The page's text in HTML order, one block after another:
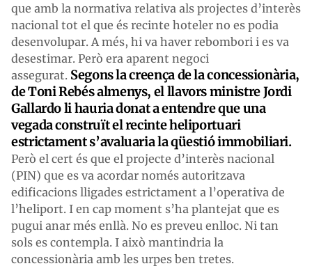
que amb la normativa relativa als projectes d’interès
nacional tot el que és recinte hoteler no es podia
desenvolupar. A més, hi va haver rebombori i es va
desestimar. Però era aparent negoci
assegurat. Segons la creença de la concessionària,
de Toni Rebés almenys, el llavors ministre Jordi
Gallardo li hauria donat a entendre que una
vegada construït el recinte heliportuari
estrictament s’avaluaria la qüestió immobiliari.
Però el cert és que el projecte d’interès nacional
(PIN) que es va acordar només autoritzava
edificacions lligades estrictament a l’operativa de
l’heliport. I en cap moment s’ha plantejat que es
pugui anar més enllà. No es preveu enlloc. Ni tan
sols es contempla. I això mantindria la
concessionària amb les urpes ben tretes.